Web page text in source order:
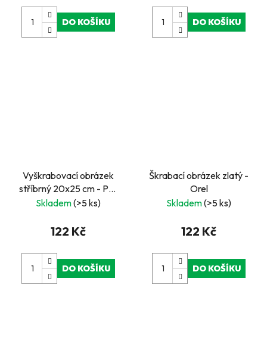
DO KOŠÍKU DO KOŠÍKU
Vyškrabovací obrázek
stříbrný 20x25 cm - Pes
a kočka
Skladem(>5 ks)
122 Kč
DO KOŠÍKU
Škrabací obrázek zlatý -
Orel
Skladem(>5 ks)
122 Kč
DO KOŠÍKU